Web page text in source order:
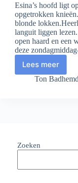
Esina’s hoofd ligt
opgetrokken
blonde
languit liggen
open haard en een
deze
Lees meer
Ton Badhemd
Zoeken